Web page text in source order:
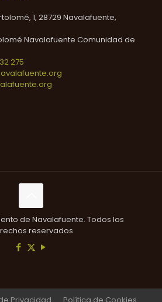
1, 28729 Navalafuente,
Navalafuente Comunidad de
275
de Navalafuente. Todos los
reservados